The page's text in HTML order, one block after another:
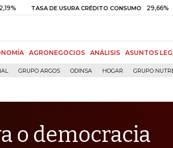
TASA DE USURA CRÉDITO CONSUMO 29,66% +0,87%
AGRONEGOCIOS ANÁLISIS ASUNTOS
GRUPO ARGOS ODINSA HOGAR GRUPO
o democracia